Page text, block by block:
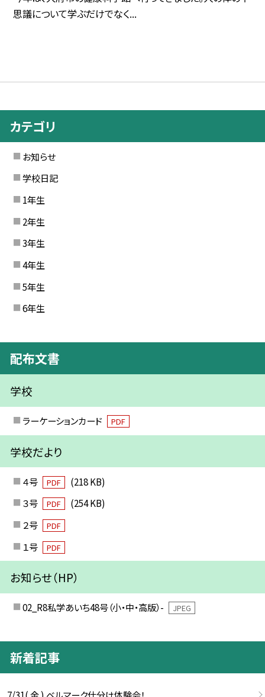
思議について学ぶだけでなく...
カテゴリ
お知らせ
学校日記
1年生
2年生
3年生
4年生
5年生
6年生
配布文書
学校
ラーケーションカード PDF
学校だより
４号 PDF
(218 KB)
３号
PDF
(254 KB)
２号
PDF
１号 PDF
お知らせ（HP）
02_R8私学あいち48号（小・中・高版）- JPEG
新着記事